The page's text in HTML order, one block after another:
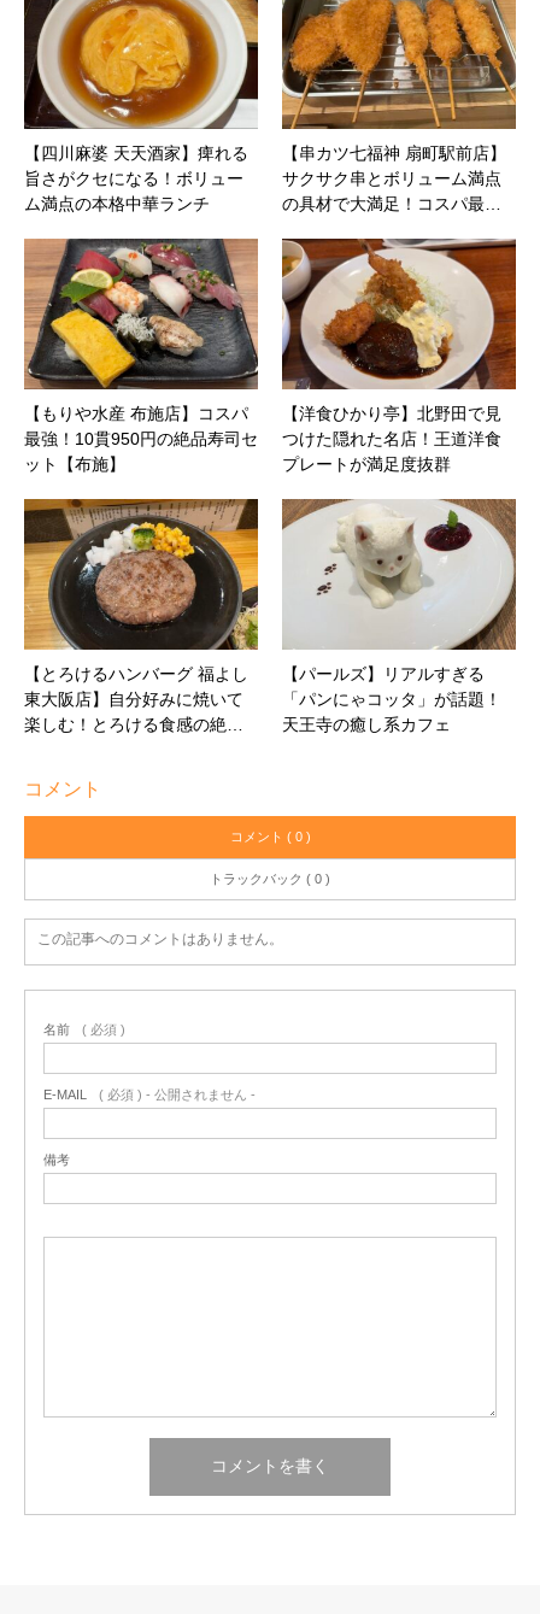
【四川麻婆 天天酒家】痺れる
旨さがクセになる！ボリュー
ム満点の本格中華ランチ
【串カツ七福神 扇町駅前店】
サクサク串とボリューム満点
の具材で大満足！コスパ最…
【もりや水産 布施店】コスパ
最強！10貫950円の絶品寿司セ
ット【布施】
【洋食ひかり亭】北野田で見
つけた隠れた名店！王道洋食
プレートが満足度抜群
【とろけるハンバーグ 福よし
東大阪店】自分好みに焼いて
楽しむ！とろける食感の絶…
【パールズ】リアルすぎる
「パンにゃコッタ」が話題！
天王寺の癒し系カフェ
コメント
コメント ( 0 )
トラックバック ( 0 )
この記事へのコメントはありません。
名前 ( 必須 )
E-MAIL ( 必須 ) - 公開されません -
備考